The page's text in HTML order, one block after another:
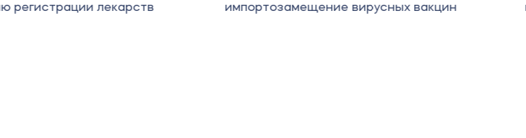
регистрации лекарств
импортозамещение вирусных вакцин